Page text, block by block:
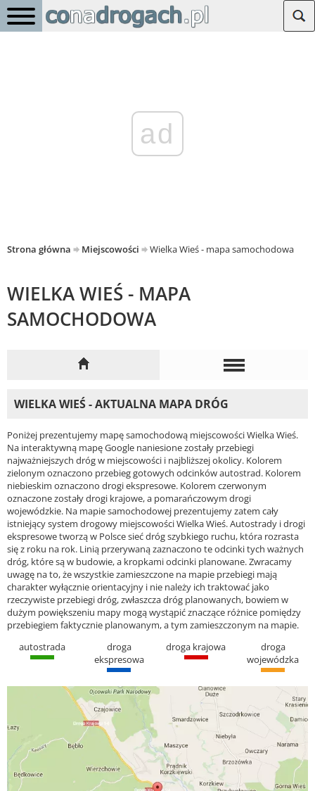
ad
Strona główna Miejscowości Wielka Wieś - mapa samochodowa
WIELKA WIEŚ - MAPA
SAMOCHODOWA
WIELKA WIEŚ - AKTUALNA MAPA DRÓG
Poniżej prezentujemy mapę samochodową miejscowości Wielka Wieś.
Na interaktywną mapę Google naniesione zostały przebiegi
najważniejszych dróg w miejscowości i najbliższej okolicy. Kolorem
zielonym oznaczono przebieg gotowych odcinków autostrad. Kolorem
niebieskim oznaczono drogi ekspresowe. Kolorem czerwonym
oznaczone zostały drogi krajowe, a pomarańczowym drogi
wojewódzkie. Na mapie samochodowej prezentujemy zatem cały
istniejący system drogowy miejscowości Wielka Wieś. Autostrady i drogi
ekspresowe tworzą w Polsce sieć dróg szybkiego ruchu, która rozrasta
się z roku na rok. Linią przerywaną zaznaczono te odcinki tych ważnych
dróg, które są w budowie, a kropkami odcinki planowane. Zwracamy
uwagę na to, że wszystkie zamieszczone na mapie przebiegi mają
charakter wyłącznie orientacyjny i nie należy ich traktować jako
rzeczywiste przebiegi dróg, zwłaszcza dróg planowanych, bowiem w
dużym powiększeniu mapy mogą wystąpić znaczące różnice pomiędzy
przebiegiem faktycznie planowanym, a tym zamieszczonym na mapie.
autostrada
droga
ekspresowa
droga krajowa
droga
wojewódzka